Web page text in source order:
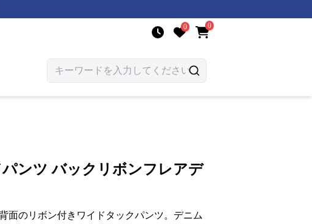
0 0
ンツ バックリボンフレアデ
面のリボン付きワイドタックパンツ。デニム